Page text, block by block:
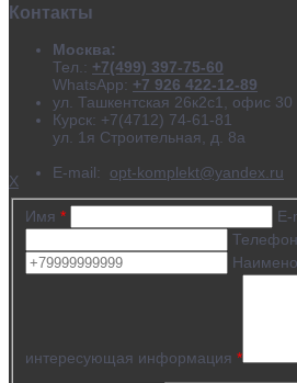
Контакты
Москва:
Тел.: +7(499) 397-75-60
WhatsApp: +7 926 422-12-89
ул. Ташкентская 26к2с1, офис 30
Курск: +7(4712) 74-61-81
ул. 1я Строительная, д. 8а
E-mail: opt-komplekt@yandex.ru
X
Имя *
E-
Телефон
интересующая информация *